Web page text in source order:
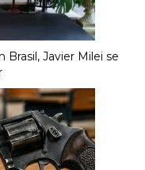
Javier Milei se